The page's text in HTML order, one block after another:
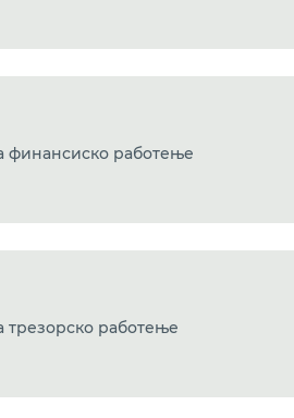
финансиско работење
трезорско работење